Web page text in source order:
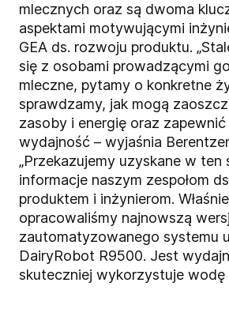
mlecznych oraz są dwoma
aspektami motywującymi
GEA ds. rozwoju produktu.
się z osobami prowadzącymi
mleczne, pytamy o konkretne
sprawdzamy, jak mogą
zasoby i energię oraz
wydajność – wyjaśnia
„Przekazujemy uzyskane w ten
informacje naszym zespołom
produktem i inżynierom.
opracowaliśmy najnowszą
zautomatyzowanego systemu
DairyRobot R9500. Jest
skuteczniej wykorzystuje wodę